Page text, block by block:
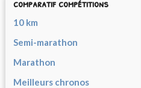
comparatif compétitions
10 km
Semi-marathon
Marathon
Meilleurs chronos